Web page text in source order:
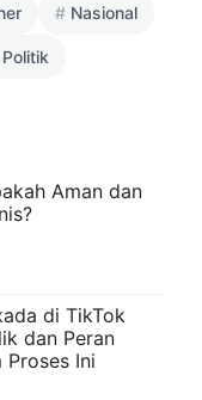
Nasional
Politik
Aman dan
di TikTok
dan Peran
Proses Ini